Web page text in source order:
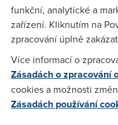
Respektive "asi" připojí
přidělena žádná IP.
přidělení adresy
Jikra(4.6.2007 11:57:40)
funkční, analytické a
zařízení. Kliknutím na
zpracování úplně
Více informací o
Zásadách o zpracování
cookies a možnosti
Zásadách používání